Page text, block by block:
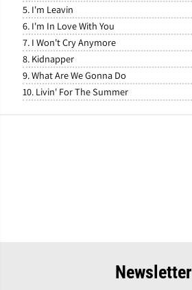
5. I'm Leavin
6. I'm In Love With You
7. I Won't Cry Anymore
8. Kidnapper
9. What Are We Gonna Do
10. Livin' For The Summer
Newsletter